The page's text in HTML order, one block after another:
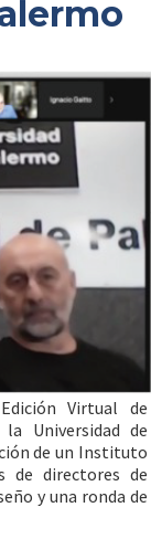
Virtual de
Universidad de
de un Instituto
de directores de
y una ronda de